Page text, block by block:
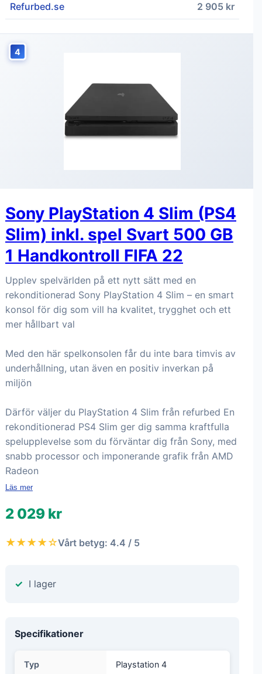
Refurbed.se 2 905 kr
4
Sony PlayStation 4 Slim (PS4
Slim) inkl. spel Svart 500 GB
1 Handkontroll FIFA 22
Upplev spelvärlden på ett nytt sätt med en
rekonditionerad Sony PlayStation 4 Slim – en smart
konsol för dig som vill ha kvalitet, trygghet och ett
mer hållbart val
Med den här spelkonsolen får du inte bara timvis av
underhållning, utan även en positiv inverkan på
miljön
Därför väljer du PlayStation 4 Slim från refurbed En
rekonditionerad PS4 Slim ger dig samma kraftfulla
spelupplevelse som du förväntar dig från Sony, med
snabb processor och imponerande grafik från AMD
Radeon
Läs mer
2 029 kr
★★★★☆Vårt betyg: 4.4 / 5
I lager
Specifikationer
Typ Playstation 4